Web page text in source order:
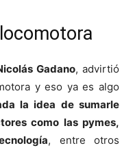
Gadano, advirtió
y eso ya es algo
la idea de sumarle
como las pymes,
, entre otros